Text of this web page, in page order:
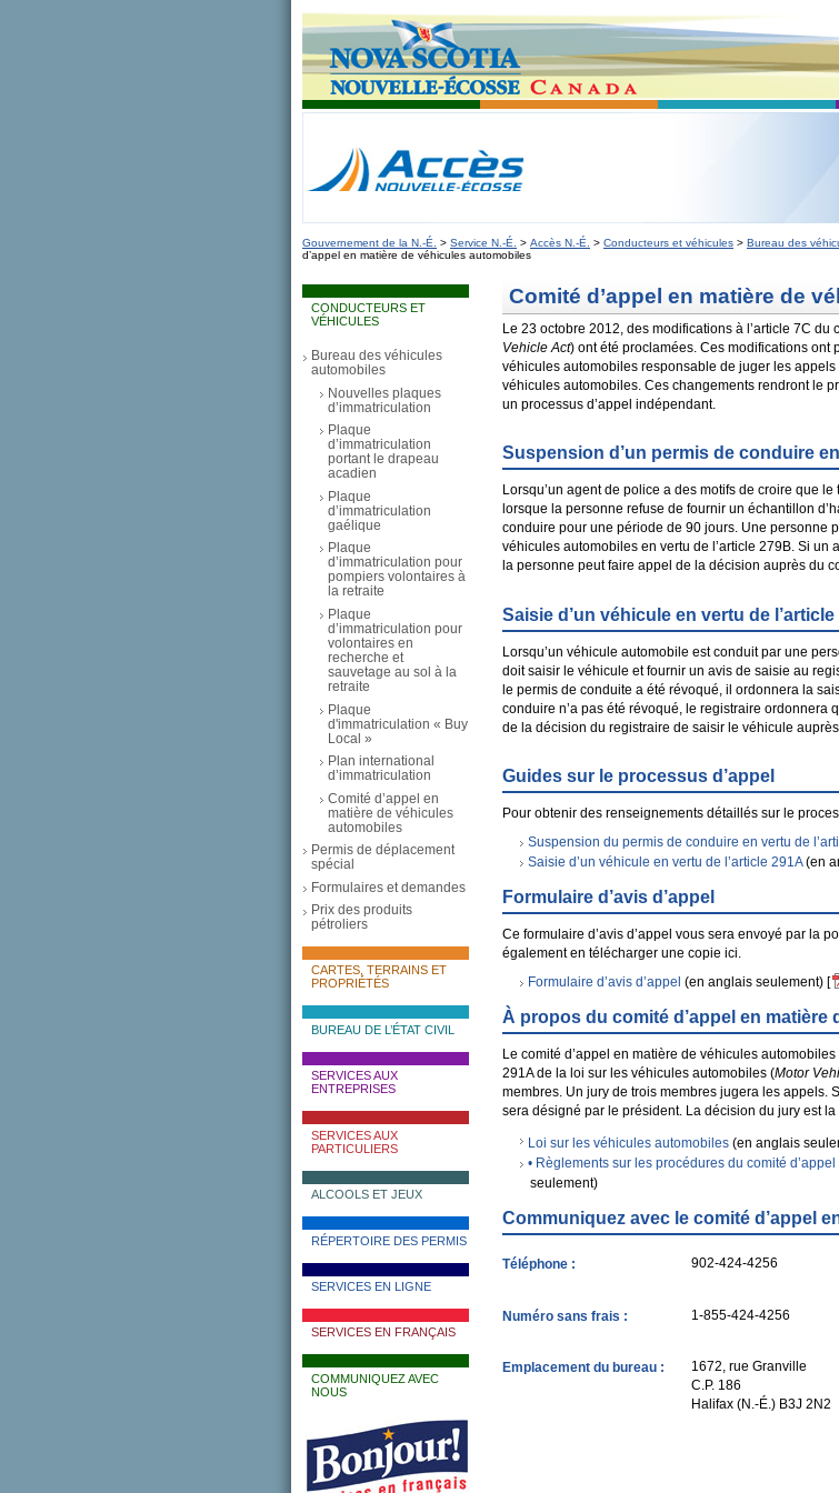
novascotia.ca
Nouvelle-Écosse, Canada
Gouvernement de la N.-É. > Service N.-É. > Accès N.-É. > Conducteurs et véhicules > Bureau des
d’appel en matière de véhicules automobiles
CONDUCTEURS ET
VÉHICULES
Bureau des véhicules
automobiles
Nouvelles plaques
d’immatriculation
Plaque
d’immatriculation
portant le drapeau
acadien
Plaque
d’immatriculation
gaélique
Plaque
d’immatriculation pour
pompiers volontaires à
la retraite
Plaque
d’immatriculation pour
volontaires en
recherche et
sauvetage au sol à la
retraite
Plaque
d'immatriculation « Buy
Local »
Plan international
d’immatriculation
Comité d’appel en
matière de véhicules
automobiles
Permis de déplacement
spécial
Formulaires et demandes
Prix des produits
pétroliers
CARTES, TERRAINS ET
PROPRIÉTÉS
BUREAU DE L’ÉTAT CIVIL
SERVICES AUX
ENTREPRISES
SERVICES AUX
PARTICULIERS
ALCOOLS ET JEUX
RÉPERTOIRE DES PERMIS
SERVICES EN LIGNE
SERVICES EN FRANÇAIS
COMMUNIQUEZ AVEC
NOUS
Comité d’appel en matière de
Le 23 octobre 2012, des modifications à l’article 7C
Vehicle Act) ont été proclamées. Ces modifications ont
véhicules automobiles responsable de juger les
véhicules automobiles. Ces changements rendront le
un processus d’appel indépendant.
Suspension d’un permis de conduire
Lorsqu’un agent de police a des motifs de croire que
lorsque la personne refuse de fournir un échantillon
conduire pour une période de 90 jours. Une personne
véhicules automobiles en vertu de l’article 279B. Si
la personne peut faire appel de la décision auprès du
Saisie d’un véhicule en vertu de l’article
Lorsqu’un véhicule automobile est conduit par une
doit saisir le véhicule et fournir un avis de saisie au
le permis de conduite a été révoqué, il ordonnera la
conduire n’a pas été révoqué, le registraire
de la décision du registraire de saisir le véhicule
Guides sur le processus d’appel
Pour obtenir des renseignements détaillés sur le
Suspension du permis de conduire en vertu de
Saisie d’un véhicule en vertu de l’article 291A(en
Formulaire d’avis d’appel
Ce formulaire d’avis d’appel vous sera envoyé par la
également en télécharger une copie ici.
Formulaire d’avis d’appel (en anglais seulement) [
À propos du comité d’appel en
Le comité d’appel en matière de véhicules
291A de la loi sur les véhicules automobiles (Motor
membres. Un jury de trois membres jugera les appels.
sera désigné par le président. La décision du jury est
Loi sur les véhicules automobiles (en anglais
• Règlements sur les procédures du comité
seulement)
Communiquez avec le comité d’appel
Téléphone : 902-424-4256
Numéro sans frais : 1-855-424-4256
Emplacement du bureau :
1672, rue Granville
C.P. 186
Halifax (N.-É.) B3J 2N2